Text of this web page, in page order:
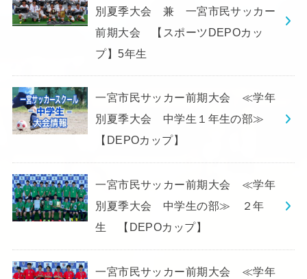
別夏季大会 兼 一宮市民サッカー
前期大会 【スポーツDEPOカッ
プ】5年生
一宮市民サッカー前期大会 ≪学年
別夏季大会 中学生１年生の部≫
【DEPOカップ】
一宮市民サッカー前期大会 ≪学年
別夏季大会 中学生の部≫ ２年
生 【DEPOカップ】
一宮市民サッカー前期大会 ≪学年